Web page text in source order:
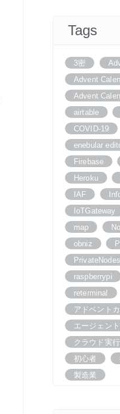
Tags
3密
Advent
Advent
airtable
COVID-19
enebular
Firebase
Heroku
IAF
IoTGateway
map
obniz
PrivateNodes
raspberrypi
reterminal
アドベント
エージェン
クラウド実
初心者
製造業